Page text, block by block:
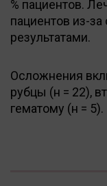
% пациентов.
пациентов из-за
результатами.
Осложнения
рубцы (н = 22),
гематому (н = 5).